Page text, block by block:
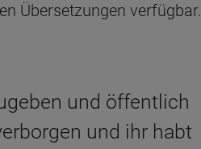
Übersetzungen verfügbar.
und öffentlich
und ihr habt